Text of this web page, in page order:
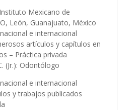
Mexicano de
León, Guanajuato, México
e internacional
artículos y capítulos en
– Práctica privada
(Jr.): Odontólogo
e internacional
y trabajos publicados